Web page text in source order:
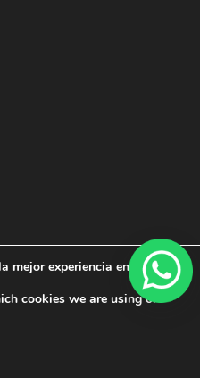
mejor experiencia en nuestra
cookies we are using or